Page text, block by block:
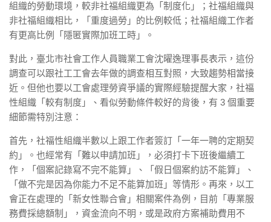
組織的勞動環境，較非社福組織更為「制度化」；社福組織與
非社福組織相比，「重度過勞」的比例較低；社福組織工作者
有更高比例「隱匿實際加班工時」。
對此，臺北市社會工作人員職業工會沈曜逸理事長表示，這份
調查可以跟社工工會去年做的調查相互對照，大致趨勢相當接
近。但他也要以工會處理勞資爭議的實際經驗提醒大家，社福
性組織「較有制度」、看似勞動條件較好的背後，有 3 個重要
細節需特別注意：
首先，社福性組織半數以上跟工作者簽訂「一年一聘的定期契
約」。也經常有「難以申請加班」，必須打卡下班後繼續工
作，「個案記錄寫不完不能算」、「假日個案約訪不能算」、
「做不完是因為你能力不足不能算加班」等情形。再來，以工
會正在處理的「新女性聯合會」相關案件為例，目前「專業服
務費採總額制」，資金流向不明，或是政府方案補助費用不